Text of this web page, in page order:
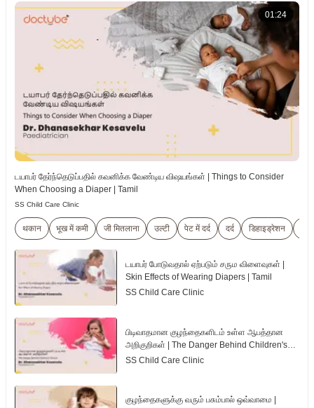
01:24
டயாபர் தேர்ந்தெடுப்பதில் கவனிக்க வேண்டிய விஷயங்கள் | Things to Consider
When Choosing a Diaper | Tamil
SS Child Care Clinic
थकान भूख में कमी जी मितलाना उल्टी पेट में दर्द दर्द डिहाइड्रेशन
டயாபர் போடுவதால் ஏற்படும் சரும விளைவுகள் |
Skin Effects of Wearing Diapers | Tamil
SS Child Care Clinic
பிடிவாதமான குழந்தைகளிடம் உள்ள ஆபத்தான
அறிகுறிகள் | The Danger Behind Children's
Tantrum | Tamil
SS Child Care Clinic
குழந்தைகளுக்கு வரும் பசும்பால் ஒவ்வாமை |